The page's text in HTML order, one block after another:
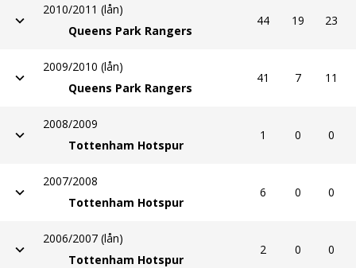
2010/2011 (lån)
Queens Park Rangers
44 19 23
2009/2010 (lån)
Queens Park Rangers
41 7 11
2008/2009
Tottenham Hotspur
1 0 0
2007/2008
Tottenham Hotspur
6 0 0
2006/2007 (lån)
Tottenham Hotspur
2 0 0